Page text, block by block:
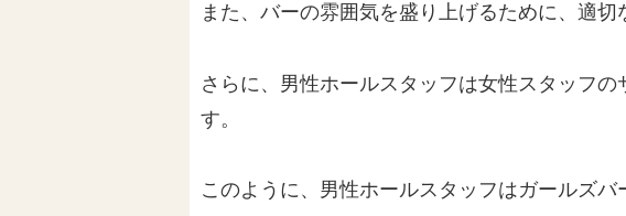
また、バーの雰囲気を盛り上げるために、適
さらに、男性ホールスタッフは女性スタッフ
す。
このように、男性ホールスタッフはガールズバ